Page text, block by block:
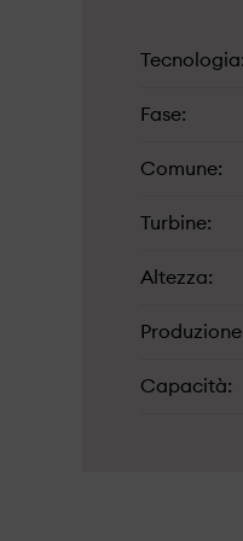
Tecnologia
Fase
Comune
Turbine
Altezza
Produzione
Capacità